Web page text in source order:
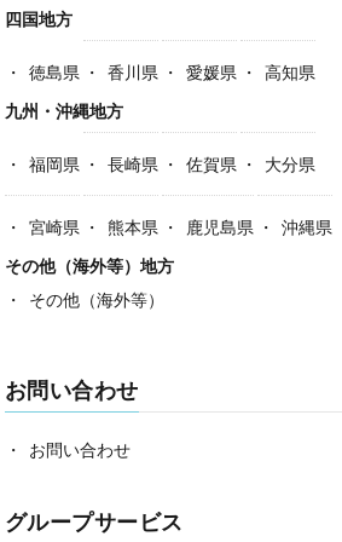
四国地方
徳島県 香川県 愛媛県
高知県
九州・沖縄地方
福岡県 長崎県 佐賀県 大分県
宮崎県 熊本県 鹿児島県
沖縄県
その他（海外等）地方
その他（海外等）
お問い合わせ
お問い合わせ
グループサービス